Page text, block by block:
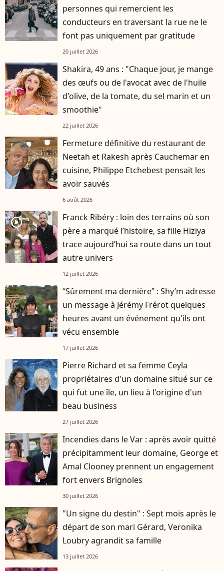
personnes qui remercient les
conducteurs en traversant la rue ne le
font pas uniquement par gratitude
20 juillet 2026
Shakira, 49 ans : "Chaque jour, je mange
des œufs ou de l'avocat avec de l'huile
d'olive, de la tomate, du sel marin et un
smoothie"
22 juillet 2026
Fermeture définitive du restaurant de
Neetah et Rakesh après Cauchemar en
cuisine, Philippe Etchebest pensait les
avoir sauvés
6 août 2026
player2
Franck Ribéry : loin des terrains où son
père a marqué l’histoire, sa fille Hiziya
trace aujourd’hui sa route dans un tout
autre univers
12 juillet 2026
“Sûrement ma dernière” : Shy’m adresse
un message à Jérémy Frérot quelques
heures avant un événement qu'ils ont
vécu ensemble
17 juillet 2026
Pierre Richard et sa femme Ceyla
propriétaires d'un domaine situé sur ce
qui fut une île, un lieu à l'origine d'un
beau business
27 juillet 2026
Incendies dans le Var : après avoir quitté
précipitamment leur domaine, George et
Amal Clooney prennent un engagement
fort envers Brignoles
30 juillet 2026
"Un signe du destin" : Sept mois après le
départ de son mari Gérard, Veronika
Loubry agrandit sa famille
13 juillet 2026